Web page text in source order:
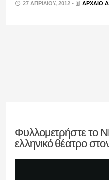
27 ΑΠΡΙΛΊΟΥ, 2012 • ΑΡΧΑΊΟ
Φυλλομετρήστε το
ελληνικό θέατρο